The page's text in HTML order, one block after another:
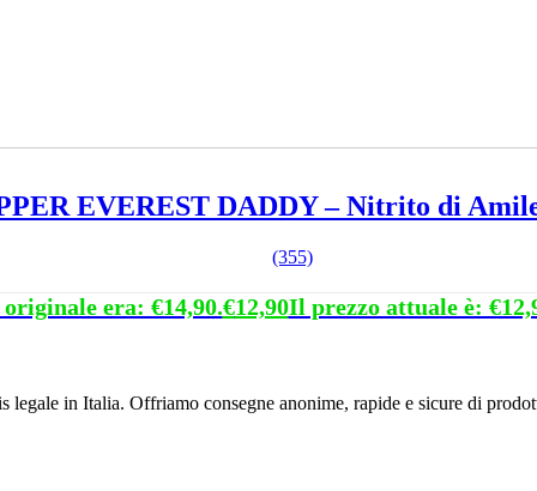
EVEREST DADDY – Nitrito di
(355)
era: €14,90.€12,90Il prezzo attuale è:
in Italia. Offriamo consegne anonime, rapide e sicure di